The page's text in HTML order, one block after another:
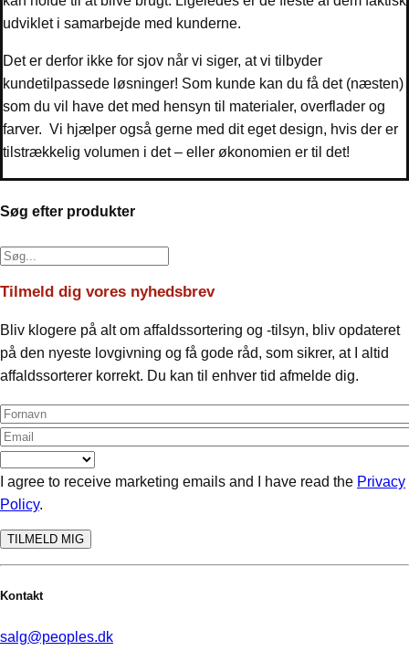
udviklet i samarbejde med kunderne.
Det er derfor ikke for sjov når vi siger, at vi tilbyder
kundetilpassede løsninger! Som kunde kan du få det (næsten)
som du vil have det med hensyn til materialer, overflader og
farver. Vi hjælper også gerne med dit eget design, hvis der er
tilstrækkelig volumen i det – eller økonomien er til det!
Søg efter produkter
Tilmeld dig vores nyhedsbrev
Bliv klogere på alt om affaldssortering og -tilsyn, bliv opdateret
på den nyeste lovgivning og få gode råd, som sikrer, at I altid
affaldssorterer korrekt. Du kan til enhver tid afmelde dig.
I agree to receive marketing emails and I have read the Privacy
Policy.
TILMELD MIG
Kontakt
salg@peoples.dk